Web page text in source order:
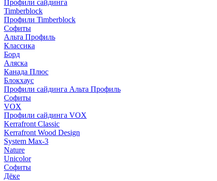
Профили сайдинга
Timberblock
Профили Timberblock
Софиты
Альта Профиль
Классика
Борд
Аляска
Канада Плюс
Блокхаус
Профили сайдинга Альта Профиль
Софиты
VOX
Профили сайдинга VOX
Kerrafront Classic
Kerrafront Wood Design
System Max-3
Nature
Unicolor
Софиты
Дёке